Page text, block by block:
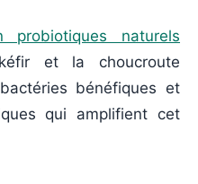
probiotiques naturels
et la choucroute
bénéfiques et
qui amplifient cet